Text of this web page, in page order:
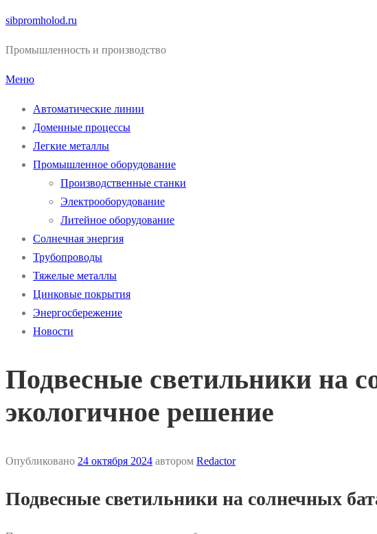
Перейти
содержимому
sibpromholod.ru
Промышленность и производство
Меню
Автоматические линии
Доменные процессы
Легкие металлы
Промышленное оборудование
Производственные станки
Электрооборудование
Литейное оборудование
Солнечная энергия
Трубопроводы
Тяжелые металлы
Цинковые покрытия
Энергосбережение
Новости
Подвесные светильники на
экологичное решение
Опубликовано 24 октября 2024 автором Redactor
Подвесные светильники на солнечных